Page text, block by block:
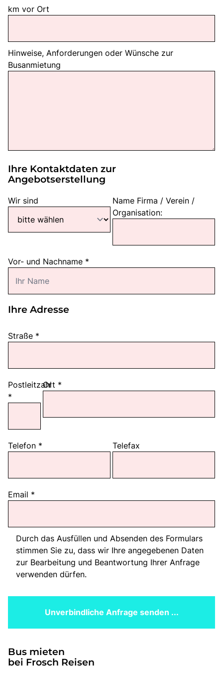
km vor Ort
Hinweise, Anforderungen oder Wünsche zur
Busanmietung
Ihre Kontaktdaten zur
Angebotserstellung
Wir sind
Name Firma / Verein /
Organisation:
Vor- und Nachname *
Ihre Adresse
Straße *
Postleitzahl
*
Ort *
Telefon * Telefax
Email *
Durch das Ausfüllen und Absenden des Formulars
stimmen Sie zu, dass wir Ihre angegebenen Daten
zur Bearbeitung und Beantwortung Ihrer Anfrage
verwenden dürfen.
Unverbindliche Anfrage senden ...
Bus mieten
bei Frosch Reisen